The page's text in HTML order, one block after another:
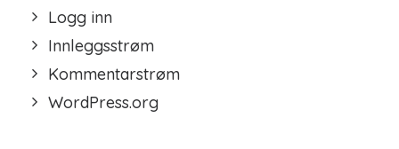
Logg inn
Innleggsstrøm
Kommentarstrøm
WordPress.org